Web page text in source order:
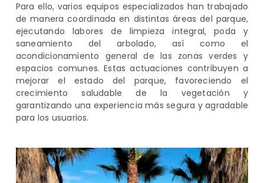
Para ello, varios equipos especializados han trabajado
de manera coordinada en distintas áreas del parque,
ejecutando labores de limpieza integral, poda y
saneamiento del arbolado, así como el
acondicionamiento general de las zonas verdes y
espacios comunes. Estas actuaciones contribuyen a
mejorar el estado del parque, favoreciendo el
crecimiento saludable de la vegetación y
garantizando una experiencia más segura y agradable
para los usuarios.